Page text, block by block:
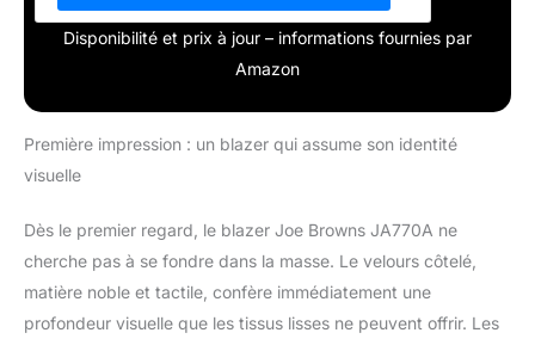
assorti disponible
Disponibilité et prix à jour – informations fournies par
Amazon
Première impression : un blazer qui assume son identité
visuelle
Dès le premier regard, le blazer Joe Browns JA770A ne
cherche pas à se fondre dans la masse. Le velours côtelé,
matière noble et tactile, confère immédiatement une
profondeur visuelle que les tissus lisses ne peuvent offrir. Les